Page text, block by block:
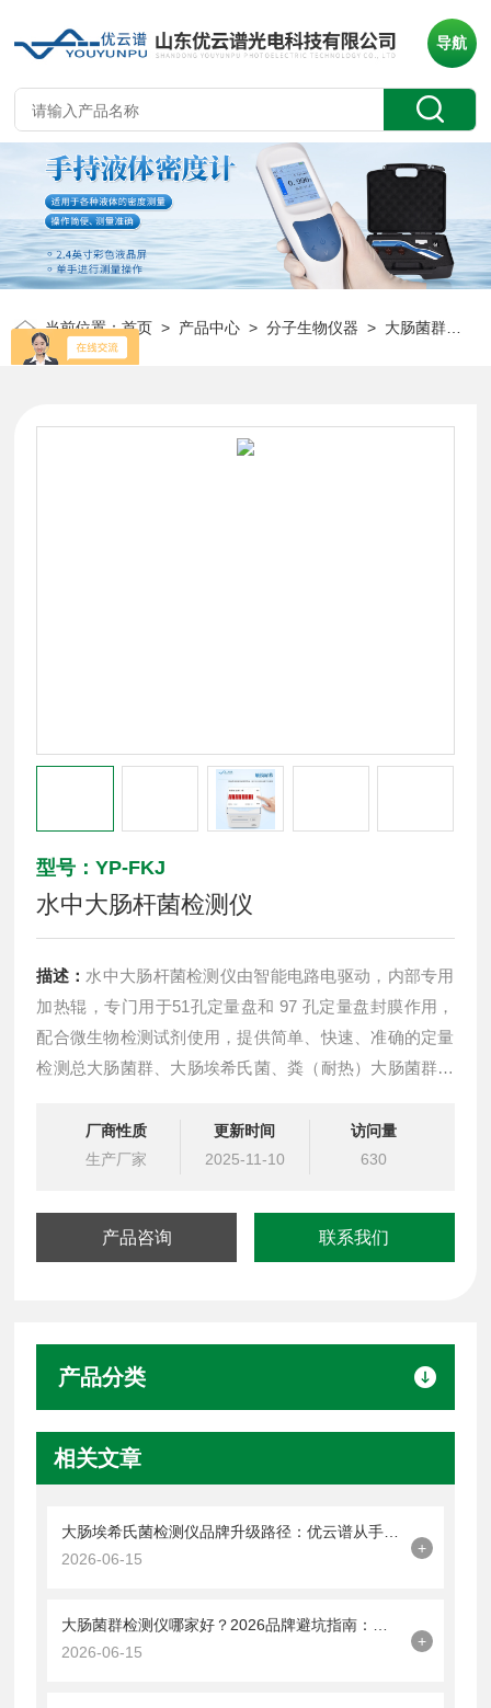
导航
当前位置：首页 > 产品中心 >分子生物仪器 > 大肠菌群检测系统
型号：YP-FKJ
水中大肠杆菌检测仪
描述： 水中大肠杆菌检测仪由智能电路电驱动，内部专用
加热辊，专门用于51孔定量盘和 97 孔定量盘封膜作用，
配合微生物检测试剂使用，提供简单、快速、准确的定量
检测总大肠菌群、大肠埃希氏菌、粪（耐热）大肠菌群、
厂商性质
生产厂家
更新时间
2025-11-10
访问量
630
产品咨询 联系我们
产品分类
相关文章
大肠埃希氏菌检测仪品牌升级路径：优云谱从手工检测到智能化系统演进
2026-06-15
+
大肠菌群检测仪哪家好？2026品牌避坑指南：这些参数比价格更关键
2026-06-15
+